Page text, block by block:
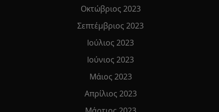
Οκτώβριος 2023
Σεπτέμβριος 2023
Ιούλιος 2023
Ιούνιος 2023
Μάιος 2023
Απρίλιος 2023